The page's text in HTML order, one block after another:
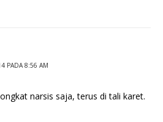
PADA 8:56 AM
narsis saja, terus di tali karet.